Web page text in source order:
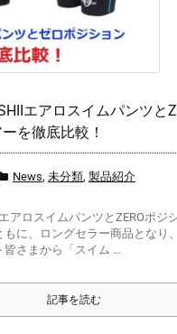
エアロスイムパンツと
を徹底比較！
News, 未分類, 製品紹介
アロスイムパンツとZEROポジ
もに、ロングセラー商品となり
さまから「スイム ...
記事を読む